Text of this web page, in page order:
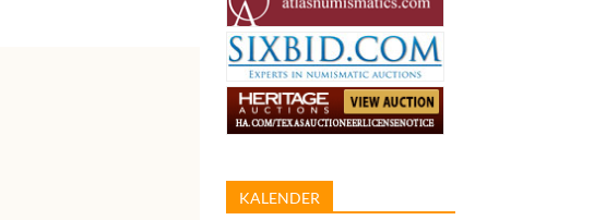
KALENDER